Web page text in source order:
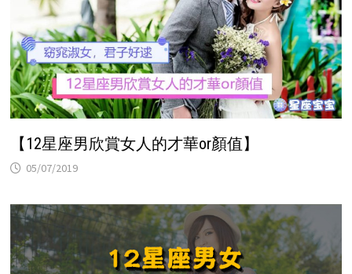
【12星座男欣賞女人的才華or顏值】
05/07/2019